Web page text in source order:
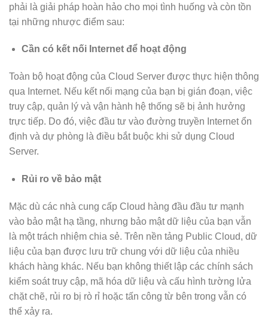
phải là giải pháp hoàn hảo cho mọi tình huống và còn tồn
tại những nhược điểm sau:
Cần có kết nối Internet để hoạt động
Toàn bộ hoạt động của Cloud Server được thực hiện thông
qua Internet. Nếu kết nối mạng của bạn bị gián đoạn, việc
truy cập, quản lý và vận hành hệ thống sẽ bị ảnh hưởng
trực tiếp. Do đó, việc đầu tư vào đường truyền Internet ổn
định và dự phòng là điều bắt buộc khi sử dụng Cloud
Server.
Rủi ro về bảo mật
Mặc dù các nhà cung cấp Cloud hàng đầu đầu tư mạnh
vào bảo mật hạ tầng, nhưng bảo mật dữ liệu của bạn vẫn
là một trách nhiệm chia sẻ. Trên nền tảng Public Cloud, dữ
liệu của bạn được lưu trữ chung với dữ liệu của nhiều
khách hàng khác. Nếu bạn không thiết lập các chính sách
kiểm soát truy cập, mã hóa dữ liệu và cấu hình tường lửa
chặt chẽ, rủi ro bị rò rỉ hoặc tấn công từ bên trong vẫn có
thể xảy ra.